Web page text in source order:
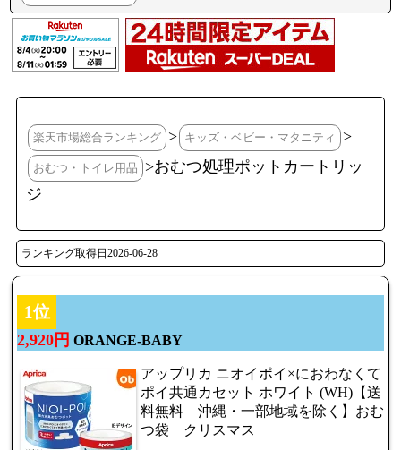
楽天市場総合ランキング > キッズ・ベビー・マタニティ >
おむつ・トイレ用品
>おむつ処理ポットカートリッ
ジ
ランキング取得日2026-06-28
1位
2,920円 ORANGE-BABY
アップリカ ニオイポイ×におわなくて
ポイ共通カセット ホワイト (WH)【送
料無料 沖縄・一部地域を除く】おむ
つ袋 クリスマス